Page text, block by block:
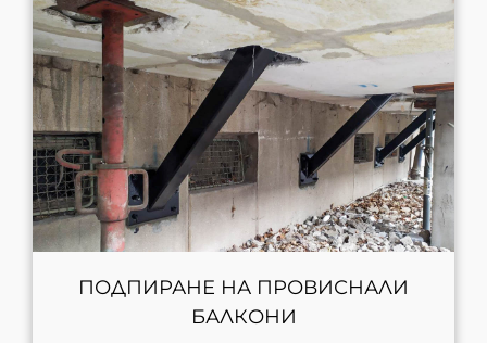
ПОДПИРАНЕ НА ПРОВИСНАЛИ
БАЛКОНИ